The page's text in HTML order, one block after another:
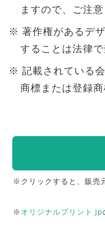
ますので、ご注意
著作権があるデ
することは法律で
記載されている
商標または登録商
※クリックすると、販売
※ オリジナルプリント.jp